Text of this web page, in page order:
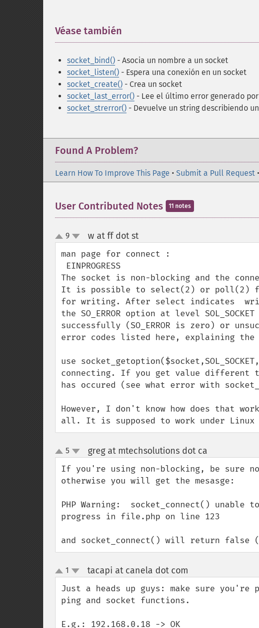
Véase también
socket_bind() - Asocia un nombre a un socket
socket_listen() - Espera una conexión en un socket
socket_create() - Crea un socket
socket_last_error() - Lee el último error generado
socket_strerror() - Devuelve un string describiendo
Found A Problem?
Learn How To Improve This Page • Submit a Pull Request •
User Contributed Notes 11 notes
up
down
9 w at ff dot st¶
man page for connect :
The socket is non-blocking and the
It is possible to select(2) or poll(2)
for writing. After select indicates
the SO_ERROR option at level
successfully (SO_ERROR is zero) or
error codes listed here, explaining
use
connecting. If you get value different
has occured (see what error with
However, I don't know how does that
all. It is supposed to work under Linux
up
down
5 greg at mtechsolutions dot ca
If you're using non-blocking, be sure
otherwise you will get the mesasge:
PHP Warning:  socket_connect() unable
progress in file.php on line 123
and socket_connect() will return false
up
down
1 tacapi at canela dot com
Just a heads up guys: make sure
ping and socket functions.
E.g.: 192.168.0.18 -> OK